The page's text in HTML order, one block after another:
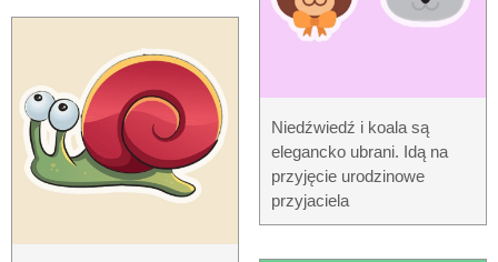
Niedźwiedź i koala są
elegancko ubrani. Idą na
przyjęcie urodzinowe
przyjaciela